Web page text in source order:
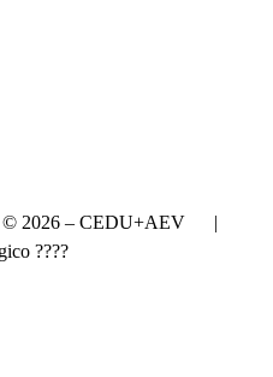
© 2026 – CEDU+AEV |
????